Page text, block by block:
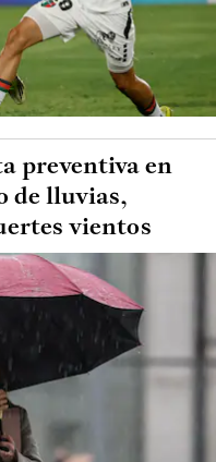
preventiva en
de lluvias,
vientos